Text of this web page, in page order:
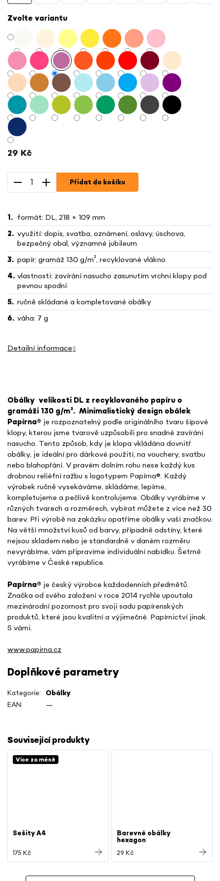
29 Kč
cena:
Zvolte variantu
Přidat do košíku
formát: DL, 218 × 109 mm
využití: dopis, svatba, oznámení, oslavy, úschova,
bezpečný obal, významné jubileum
papír: gramáž 130 g/m², recyklované vlákno
vlastnosti: zavírání nasucho zasunutím vrchní klopy pod
pevnou spodní
ručně skládané a kompletované obálky
váha: 7 g
Detailní informace
Související produkty
Více za méně
Sešity A4
175 Kč
Barevné obálky
hexagon
29 Kč
Obálky velikosti DL z recyklovaného papíru o
gramáži 130 g/m². Minimalistický design obálek
Papírna® je rozpoznatelný podle originálního tvaru šípové
klopy, kterou jsme tvarově uzpůsobili pro snadné zavírání
nasucho. Tento způsob, kdy je klopa vkládána dovnitř
obálky, je ideální pro dárkové použití, na vouchery, svatbu
nebo blahopřání. V pravém dolním rohu nese každý kus
drobnou reliéfní ražbu s logotypem Papírna®. Každý
výrobek ručně vysekáváme, skládáme, lepíme,
kompletujeme a pečlivě kontrolujeme. Obálky vyrábíme v
různých tvarech a rozměrech, vybírat můžete z více než 30
barev. Při výrobě na zakázku opatříme obálky vaší značkou.
Na větší množství kusů od barvy, případně odstíny, které
nejsou skladem nebo je standardně v daném rozměru
nevyrábíme, vám připravíme individuální nabídku. Šetrně
vyrábíme v České republice.
Papírna® je český výrobce každodenních předmětů.
Značka od svého založení v roce 2014 rychle upoutala
mezinárodní pozornost pro svoji sadu papírenských
produktů, které jsou kvalitní a výjimečné. Papírnictví jinak.
S vámi.
www.papirna.cz
Doplňkové parametry
Kategorie: Obálky
EAN: —